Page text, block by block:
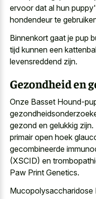
ervoor dat al hun
hondendeur te
Binnenkort gaat je pup
tijd kunnen een
levensreddend zijn.
Gezondheid en
Onze Basset Hound-
gezond en gelukkig
primair open hoek
gecombineerde
(XSCID) en
Paw Print Genetics.